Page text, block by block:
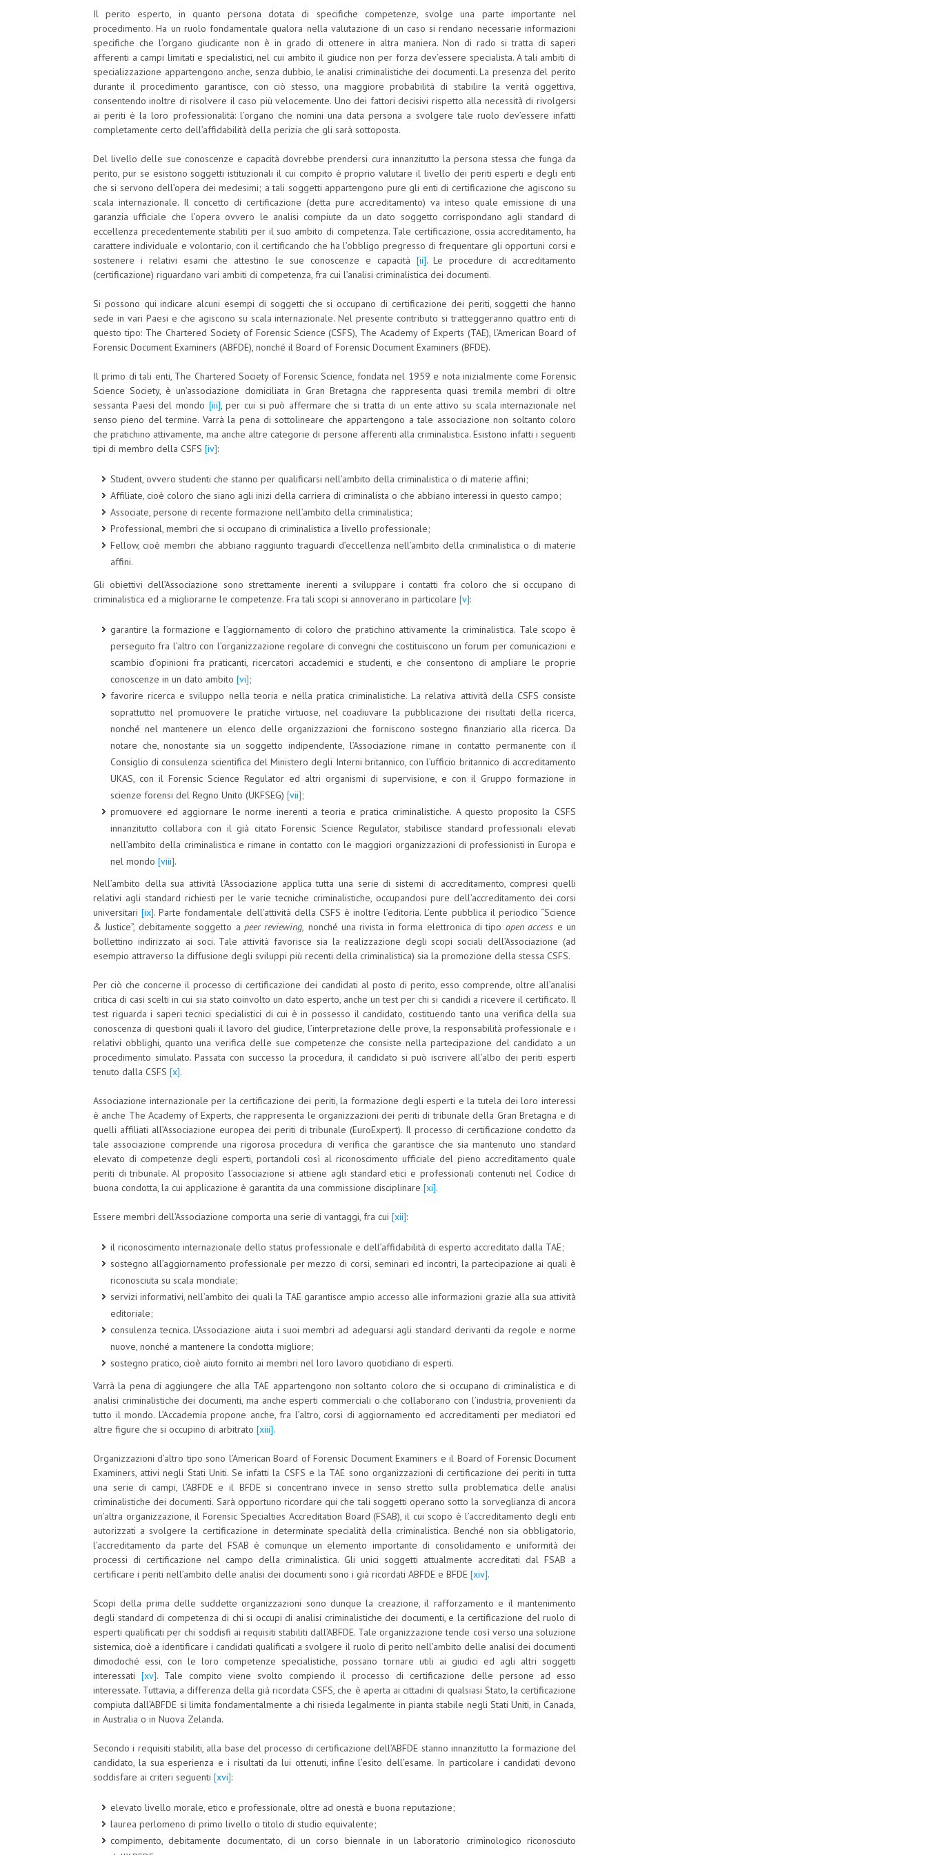
Il perito esperto, in quanto persona dotata di specifiche competenze, svolge una parte importante nel
procedimento. Ha un ruolo fondamentale qualora nella valutazione di un caso si rendano necessarie informazioni
specifiche che l’organo giudicante non è in grado di ottenere in altra maniera. Non di rado si tratta di saperi
afferenti a campi limitati e specialistici, nel cui ambito il giudice non per forza dev’essere specialista. A tali ambiti di
specializzazione appartengono anche, senza dubbio, le analisi criminalistiche dei documenti. La presenza del perito
durante il procedimento garantisce, con ciò stesso, una maggiore probabilità di stabilire la verità oggettiva,
consentendo inoltre di risolvere il caso più velocemente. Uno dei fattori decisivi rispetto alla necessità di rivolgersi
ai periti è la loro professionalità: l’organo che nomini una data persona a svolgere tale ruolo dev’essere infatti
completamente certo dell’affidabilità della perizia che gli sarà sottoposta.
Del livello delle sue conoscenze e capacità dovrebbe prendersi cura innanzitutto la persona stessa che funga da
perito, pur se esistono soggetti istituzionali il cui compito è proprio valutare il livello dei periti esperti e degli enti
che si servono dell’opera dei medesimi; a tali soggetti appartengono pure gli enti di certificazione che agiscono su
scala internazionale. Il concetto di certificazione (detta pure accreditamento) va inteso quale emissione di una
garanzia ufficiale che l’opera ovvero le analisi compiute da un dato soggetto corrispondano agli standard di
eccellenza precedentemente stabiliti per il suo ambito di competenza. Tale certificazione, ossia accreditamento, ha
carattere individuale e volontario, con il certificando che ha l’obbligo pregresso di frequentare gli opportuni corsi e
sostenere i relativi esami che attestino le sue conoscenze e capacità [ii]. Le procedure di accreditamento
(certificazione) riguardano vari ambiti di competenza, fra cui l’analisi criminalistica dei documenti.
Si possono qui indicare alcuni esempi di soggetti che si occupano di certificazione dei periti, soggetti che hanno
sede in vari Paesi e che agiscono su scala internazionale. Nel presente contributo si tratteggeranno quattro enti di
questo tipo: The Chartered Society of Forensic Science (CSFS), The Academy of Experts (TAE), l’American Board of
Forensic Document Examiners (ABFDE), nonché il Board of Forensic Document Examiners (BFDE).
Il primo di tali enti, The Chartered Society of Forensic Science, fondata nel 1959 e nota inizialmente come Forensic
Science Society, è un’associazione domiciliata in Gran Bretagna che rappresenta quasi tremila membri di oltre
sessanta Paesi del mondo [iii], per cui si può affermare che si tratta di un ente attivo su scala internazionale nel
senso pieno del termine. Varrà la pena di sottolineare che appartengono a tale associazione non soltanto coloro
che pratichino attivamente, ma anche altre categorie di persone afferenti alla criminalistica. Esistono infatti i seguenti
tipi di membro della CSFS [iv]:
Student, ovvero studenti che stanno per qualificarsi nell’ambito della criminalistica o di materie affini;
Affiliate, cioè coloro che siano agli inizi della carriera di criminalista o che abbiano interessi in questo campo;
Associate, persone di recente formazione nell’ambito della criminalistica;
Professional, membri che si occupano di criminalistica a livello professionale;
Fellow, cioè membri che abbiano raggiunto traguardi d’eccellenza nell’ambito della criminalistica o di materie
affini.
Gli obiettivi dell’Associazione sono strettamente inerenti a sviluppare i contatti fra coloro che si occupano di
criminalistica ed a migliorarne le competenze. Fra tali scopi si annoverano in particolare [v]:
garantire la formazione e l’aggiornamento di coloro che pratichino attivamente la criminalistica. Tale scopo è
perseguito fra l’altro con l’organizzazione regolare di convegni che costituiscono un forum per comunicazioni e
scambio d’opinioni fra praticanti, ricercatori accademici e studenti, e che consentono di ampliare le proprie
conoscenze in un dato ambito [vi];
favorire ricerca e sviluppo nella teoria e nella pratica criminalistiche. La relativa attività della CSFS consiste
soprattutto nel promuovere le pratiche virtuose, nel coadiuvare la pubblicazione dei risultati della ricerca,
nonché nel mantenere un elenco delle organizzazioni che forniscono sostegno finanziario alla ricerca. Da
notare che, nonostante sia un soggetto indipendente, l’Associazione rimane in contatto permanente con il
Consiglio di consulenza scientifica del Ministero degli Interni britannico, con l’ufficio britannico di accreditamento
UKAS, con il Forensic Science Regulator ed altri organismi di supervisione, e con il Gruppo formazione in
scienze forensi del Regno Unito (UKFSEG) [vii];
promuovere ed aggiornare le norme inerenti a teoria e pratica criminalistiche. A questo proposito la CSFS
innanzitutto collabora con il già citato Forensic Science Regulator, stabilisce standard professionali elevati
nell’ambito della criminalistica e rimane in contatto con le maggiori organizzazioni di professionisti in Europa e
nel mondo [viii].
Nell’ambito della sua attività l’Associazione applica tutta una serie di sistemi di accreditamento, compresi quelli
relativi agli standard richiesti per le varie tecniche criminalistiche, occupandosi pure dell’accreditamento dei corsi
universitari[ix]. Parte fondamentale dell’attività della CSFS è inoltre l’editoria. L’ente pubblica il periodico “Science
& Justice”, debitamente soggetto a peer reviewing, nonché una rivista in forma elettronica di tipo open access e un
bollettino indirizzato ai soci. Tale attività favorisce sia la realizzazione degli scopi sociali dell’Associazione (ad
esempio attraverso la diffusione degli sviluppi più recenti della criminalistica) sia la promozione della stessa CSFS.
Per ciò che concerne il processo di certificazione dei candidati al posto di perito, esso comprende, oltre all’analisi
critica di casi scelti in cui sia stato coinvolto un dato esperto, anche un test per chi si candidi a ricevere il certificato. Il
test riguarda i saperi tecnici specialistici di cui è in possesso il candidato, costituendo tanto una verifica della sua
conoscenza di questioni quali il lavoro del giudice, l’interpretazione delle prove, la responsabilità professionale e i
relativi obblighi, quanto una verifica delle sue competenze che consiste nella partecipazione del candidato a un
procedimento simulato. Passata con successo la procedura, il candidato si può iscrivere all’albo dei periti esperti
tenuto dalla CSFS [x].
Associazione internazionale per la certificazione dei periti, la formazione degli esperti e la tutela dei loro interessi
è anche The Academy of Experts, che rappresenta le organizzazioni dei periti di tribunale della Gran Bretagna e di
quelli affiliati all’Associazione europea dei periti di tribunale (EuroExpert). Il processo di certificazione condotto da
tale associazione comprende una rigorosa procedura di verifica che garantisce che sia mantenuto uno standard
elevato di competenze degli esperti, portandoli così al riconoscimento ufficiale del pieno accreditamento quale
periti di tribunale. Al proposito l’associazione si attiene agli standard etici e professionali contenuti nel Codice di
buona condotta, la cui applicazione è garantita da una commissione disciplinare [xi].
Essere membri dell’Associazione comporta una serie di vantaggi, fra cui [xii]:
il riconoscimento internazionale dello status professionale e dell’affidabilità di esperto accreditato dalla TAE;
sostegno all’aggiornamento professionale per mezzo di corsi, seminari ed incontri, la partecipazione ai quali è
riconosciuta su scala mondiale;
servizi informativi, nell’ambito dei quali la TAE garantisce ampio accesso alle informazioni grazie alla sua attività
editoriale;
consulenza tecnica. L’Associazione aiuta i suoi membri ad adeguarsi agli standard derivanti da regole e norme
nuove, nonché a mantenere la condotta migliore;
sostegno pratico, cioè aiuto fornito ai membri nel loro lavoro quotidiano di esperti.
Varrà la pena di aggiungere che alla TAE appartengono non soltanto coloro che si occupano di criminalistica e di
analisi criminalistiche dei documenti, ma anche esperti commerciali o che collaborano con l’industria, provenienti da
tutto il mondo. L’Accademia propone anche, fra l’altro, corsi di aggiornamento ed accreditamenti per mediatori ed
altre figure che si occupino di arbitrato [xiii].
Organizzazioni d’altro tipo sono l’American Board of Forensic Document Examiners e il Board of Forensic Document
Examiners, attivi negli Stati Uniti. Se infatti la CSFS e la TAE sono organizzazioni di certificazione dei periti in tutta
una serie di campi, l’ABFDE e il BFDE si concentrano invece in senso stretto sulla problematica delle analisi
criminalistiche dei documenti. Sarà opportuno ricordare qui che tali soggetti operano sotto la sorveglianza di ancora
un’altra organizzazione, il Forensic Specialties Accreditation Board (FSAB), il cui scopo è l’accreditamento degli enti
autorizzati a svolgere la certificazione in determinate specialità della criminalistica. Benché non sia obbligatorio,
l’accreditamento da parte del FSAB è comunque un elemento importante di consolidamento e uniformità dei
processi di certificazione nel campo della criminalistica. Gli unici soggetti attualmente accreditati dal FSAB a
certificare i periti nell’ambito delle analisi dei documenti sono i già ricordati ABFDE e BFDE [xiv].
Scopi della prima delle suddette organizzazioni sono dunque la creazione, il rafforzamento e il mantenimento
degli standard di competenza di chi si occupi di analisi criminalistiche dei documenti, e la certificazione del ruolo di
esperti qualificati per chi soddisfi ai requisiti stabiliti dall’ABFDE. Tale organizzazione tende così verso una soluzione
sistemica, cioè a identificare i candidati qualificati a svolgere il ruolo di perito nell’ambito delle analisi dei documenti
dimodoché essi, con le loro competenze specialistiche, possano tornare utili ai giudici ed agli altri soggetti
interessati [xv]. Tale compito viene svolto compiendo il processo di certificazione delle persone ad esso
interessate. Tuttavia, a differenza della già ricordata CSFS, che è aperta ai cittadini di qualsiasi Stato, la certificazione
compiuta dall’ABFDE si limita fondamentalmente a chi risieda legalmente in pianta stabile negli Stati Uniti, in Canada,
in Australia o in Nuova Zelanda.
Secondo i requisiti stabiliti, alla base del processo di certificazione dell’ABFDE stanno innanzitutto la formazione del
candidato, la sua esperienza e i risultati da lui ottenuti, infine l’esito dell’esame. In particolare i candidati devono
soddisfare ai criteri seguenti [xvi]:
elevato livello morale, etico e professionale, oltre ad onestà e buona reputazione;
laurea perlomeno di primo livello o titolo di studio equivalente;
compimento, debitamente documentato, di un corso biennale in un laboratorio criminologico riconosciuto